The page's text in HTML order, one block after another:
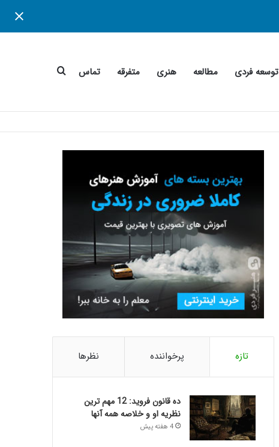
توسعه فردی مطالعه هنری متفرقه تماس جستجو
تازه پرخواننده نظرها
ده قانون فروید: 12 مهم ترین
نظریه او و خلاصه همه آنها
4 هفته پیش